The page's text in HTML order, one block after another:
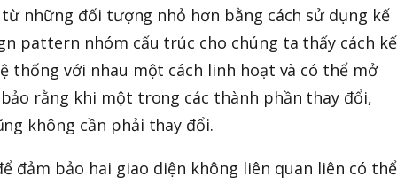
những đối tượng nhỏ hơn bằng cách sử dụng kế
pattern nhóm cấu trúc cho chúng ta thấy cách
thống với nhau một cách linh hoạt và có thể mở
rằng khi một trong các thành phần thay đổi,
không cần phải thay đổi.
đảm bảo hai giao diện không liên quan liên có thể